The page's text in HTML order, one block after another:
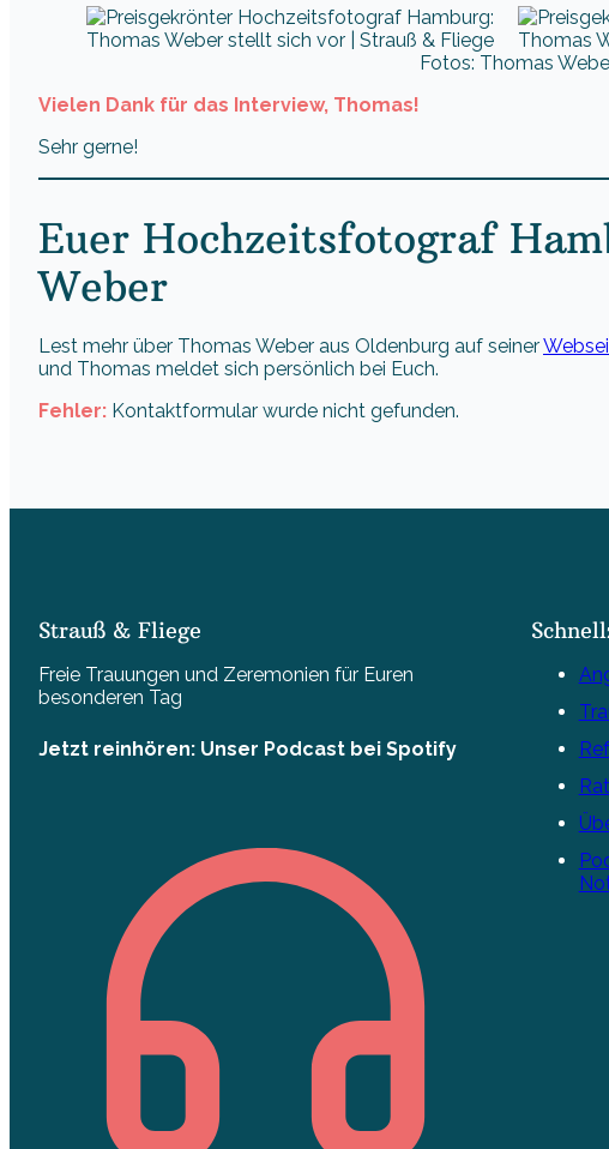
Fotos: Thomas
Vielen Dank für das Interview, Thomas!
Sehr gerne!
Euer Hochzeitsfotograf
Weber
Lest mehr über Thomas Weber aus Oldenburg auf seiner
und Thomas meldet sich persönlich bei Euch.
Fehler: Kontaktformular wurde nicht gefunden.
Strauß & Fliege
Freie Trauungen und Zeremonien für Euren
besonderen Tag
Jetzt reinhören: Unser Podcast bei Spotify